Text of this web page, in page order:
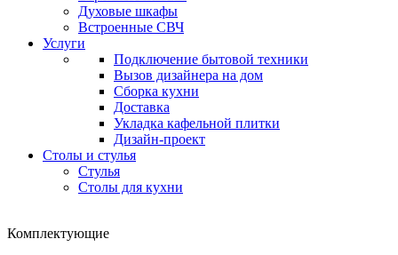
Духовые шкафы
Встроенные СВЧ
Услуги
Подключение бытовой техники
Вызов дизайнера на дом
Сборка кухни
Доставка
Укладка кафельной плитки
Дизайн-проект
Столы и стулья
Стулья
Столы для кухни
Комплектующие